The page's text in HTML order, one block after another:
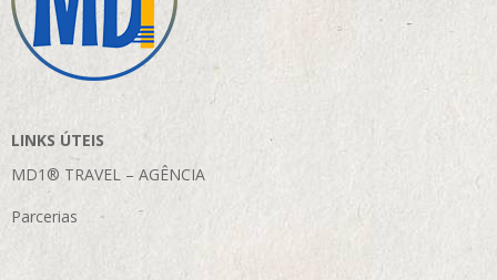
LINKS ÚTEIS
MD1® TRAVEL – AGÊNCIA
Parcerias